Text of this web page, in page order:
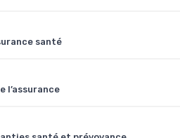
santé
l’assurance